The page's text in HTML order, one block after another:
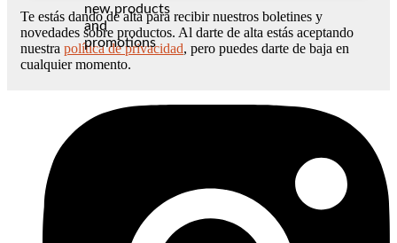
new products
and
promotions
Te estás dando de alta para recibir nuestros boletines y
novedades sobre productos. Al darte de alta estás aceptando
nuestra política de privacidad, pero puedes darte de baja en
cualquier momento.